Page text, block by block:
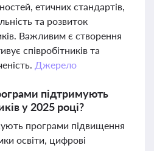
етичних стандартів,
та розвиток
Важливим є створення
співробітників та
Джерело
підтримують
у 2025 році?
програми підвищення
освіти, цифрові